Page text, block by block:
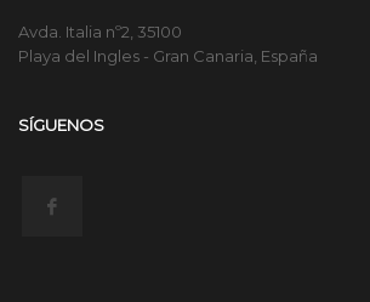
Avda. Italia nº2, 35100
Playa del Ingles - Gran Canaria, España
SÍGUENOS